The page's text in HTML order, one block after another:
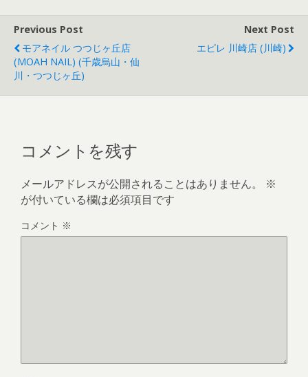
Previous Post
モアネイル つつじヶ丘店
(MOAH NAIL) (千歳烏山・仙
川・つつじヶ丘)
Next Post
エピレ 川崎店 (川崎)
コメントを残す
メールアドレスが公開されることはありません。
※
が付いている欄は必須項目です
コメント ※